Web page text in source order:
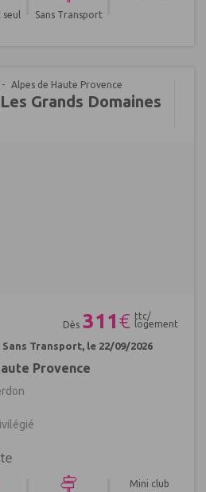
Sans Transport
Alpes de Haute Provence
Grands Domaines
Dès 311€ ttc/
logement
Sans Transport, le 22/09/2026
Provence
Mini club